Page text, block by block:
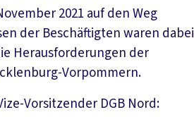
2021 auf den Weg
der Beschäftigten waren dabei
Herausforderungen der
Vorpommern.
Vorsitzender DGB Nord: